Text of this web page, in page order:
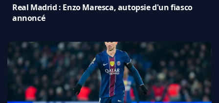
Real Madrid : Enzo Maresca, autopsie d'un fiasco
annoncé